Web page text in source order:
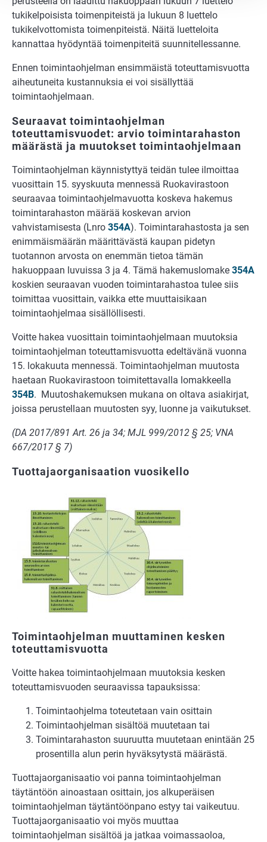
tukikelpoisista toimenpiteistä ja lukuun 8 luettelo
tukikelvottomista toimenpiteistä. Näitä luetteloita
kannattaa hyödyntää toimenpiteitä suunnitellessanne.
Ennen toimintaohjelman ensimmäistä toteuttamisvuotta
aiheutuneita kustannuksia ei voi sisällyttää
toimintaohjelmaan.
Seuraavat toimintaohjelman
toteuttamisvuodet: arvio toimintarahaston
määrästä ja muutokset toimintaohjelmaan
Toimintaohjelman käynnistyttyä teidän tulee ilmoittaa
vuosittain 15. syyskuuta mennessä Ruokavirastoon
seuraavaa toimintaohjelmavuotta koskeva hakemus
toimintarahaston määrää koskevan arvion
vahvistamisesta (Lnro 354A). Toimintarahastosta ja sen
enimmäismäärän määrittävästä kaupan pidetyn
tuotannon arvosta on enemmän tietoa tämän
hakuoppaan luvuissa 3 ja 4. Tämä hakemuslomake 354A
koskien seuraavan vuoden toimintarahastoa tulee siis
toimittaa vuosittain, vaikka ette muuttaisikaan
toimintaohjelmaa sisällöllisesti.
Voitte hakea vuosittain toimintaohjelmaan muutoksia
toimintaohjelman toteuttamisvuotta edeltävänä vuonna
15. lokakuuta mennessä. Toimintaohjelman muutosta
haetaan Ruokavirastoon toimitettavalla lomakkeella
354B. Muutoshakemuksen mukana on oltava asiakirjat,
joissa perustellaan muutosten syy, luonne ja vaikutukset.
(DA 2017/891 Art. 26 ja 34; MJL 999/2012 § 25; VNA
667/2017 § 7)
Tuottajaorganisaation vuosikello
Toimintaohjelman muuttaminen kesken
toteuttamisvuotta
Voitte hakea toimintaohjelmaan muutoksia kesken
toteuttamisvuoden seuraavissa tapauksissa:
Toimintaohjelma toteutetaan vain osittain
Toimintaohjelman sisältöä muutetaan tai
Toimintarahaston suuruutta muutetaan enintään 25
prosentilla alun perin hyväksytystä määrästä.
Tuottajaorganisaatio voi panna toimintaohjelman
täytäntöön ainoastaan osittain, jos alkuperäisen
toimintaohjelman täytäntöönpano estyy tai vaikeutuu.
Tuottajaorganisaatio voi myös muuttaa
toimintaohjelman sisältöä ja jatkaa voimassaoloa,